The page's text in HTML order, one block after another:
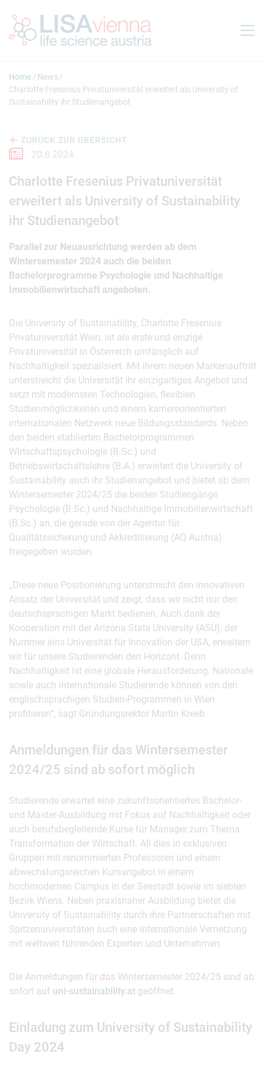
Home
News
Charlotte Fresenius Privatuniversität erweitert als University of
Sustainability ihr Studienangebot
ZURÜCK ZUR ÜBERSICHT
20.8.2024
Charlotte Fresenius Privatuniversität
erweitert als University of Sustainability
ihr Studienangebot
Parallel zur Neuausrichtung werden ab dem
Wintersemester 2024 auch die beiden
Bachelorprogramme Psychologie und Nachhaltige
Immobilienwirtschaft angeboten.
Die University of Sustainability, Charlotte Fresenius
Privatuniversität Wien, ist als erste und einzige
Privatuniversität in Österreich umfänglich auf
Nachhaltigkeit spezialisiert. Mit ihrem neuen Markenauftritt
unterstreicht die Universität ihr einzigartiges Angebot und
setzt mit modernsten Technologien, flexiblen
Studienmöglichkeiten und einem karriereorientierten
internationalen Netzwerk neue Bildungsstandards. Neben
den beiden etablierten Bachelorprogrammen
Wirtschaftspsychologie (B.Sc.) und
Betriebswirtschaftslehre (B.A.) erweitert die University of
Sustainability auch ihr Studienangebot und bietet ab dem
Wintersemester 2024/25 die beiden Studiengänge
Psychologie (B.Sc.) und Nachhaltige Immobilienwirtschaft
(B.Sc.) an, die gerade von der Agentur für
Qualitätssicherung und Akkreditierung (AQ Austria)
freigegeben wurden.
„Diese neue Positionierung unterstreicht den innovativen
Ansatz der Universität und zeigt, dass wir nicht nur den
deutschsprachigen Markt bedienen. Auch dank der
Kooperation mit der Arizona State University (ASU), der
Nummer eins Universität für Innovation der USA, erweitern
wir für unsere Studierenden den Horizont. Denn
Nachhaltigkeit ist eine globale Herausforderung. Nationale
sowie auch internationale Studierende können von den
englischsprachigen Studien-Programmen in Wien
profitieren“, sagt Gründungsrektor Martin Kreeb.
Anmeldungen für das Wintersemester
2024/25 sind ab sofort möglich
Studierende erwartet eine zukunftsorientiertes Bachelor-
und Master-Ausbildung mit Fokus auf Nachhaltigkeit oder
auch berufsbegleitende Kurse für Manager zum Thema
Transformation der Wirtschaft. All dies in exklusiven
Gruppen mit renommierten Professoren und einem
abwechslungsreichen Kursangebot in einem
hochmodernen Campus in der Seestadt sowie im siebten
Bezirk Wiens. Neben praxisnaher Ausbildung bietet die
University of Sustainability durch ihre Partnerschaften mit
Spitzenuniversitäten auch eine internationale Vernetzung
mit weltweit führenden Experten und Unternehmen.
Die Anmeldungen für das Wintersemester 2024/25 sind ab
sofort auf uni-sustainability.at geöffnet.
Einladung zum University of Sustainability
Day 2024